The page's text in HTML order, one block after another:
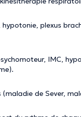
plexus
IMC,
de Sever,